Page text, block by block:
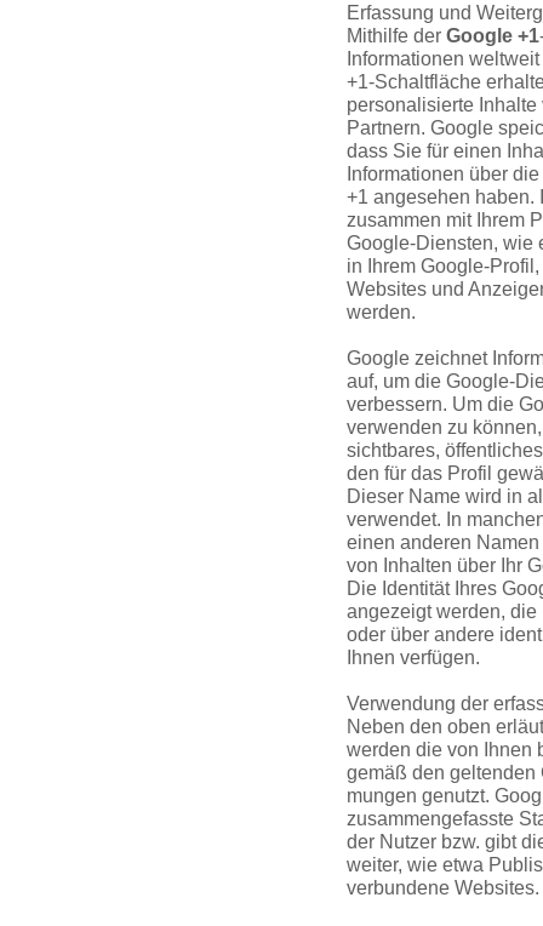
Erfassung und
Mithilfe der Google +1
Informationen
+1-Schaltfläche
personalisierte
Partnern. Google
dass Sie für einen
Informationen über
+1 angesehen haben.
zusammen mit Ihrem
Google-Diensten, wie
in Ihrem Google-
Websites und
werden.
Google zeichnet
auf, um die Google-
verbessern. Um die
verwenden zu
sichtbares,
den für das Profil
Dieser Name wird in
verwendet. In
einen anderen
von Inhalten über Ihr
Die Identität Ihres
angezeigt werden,
oder über andere
Ihnen verfügen.
Verwendung der
Neben den oben
werden die von Ihnen
gemäß den
mungen genutzt.
zusammenge­fasste
der Nutzer bzw. gibt
weiter, wie etwa
verbundene Websites.